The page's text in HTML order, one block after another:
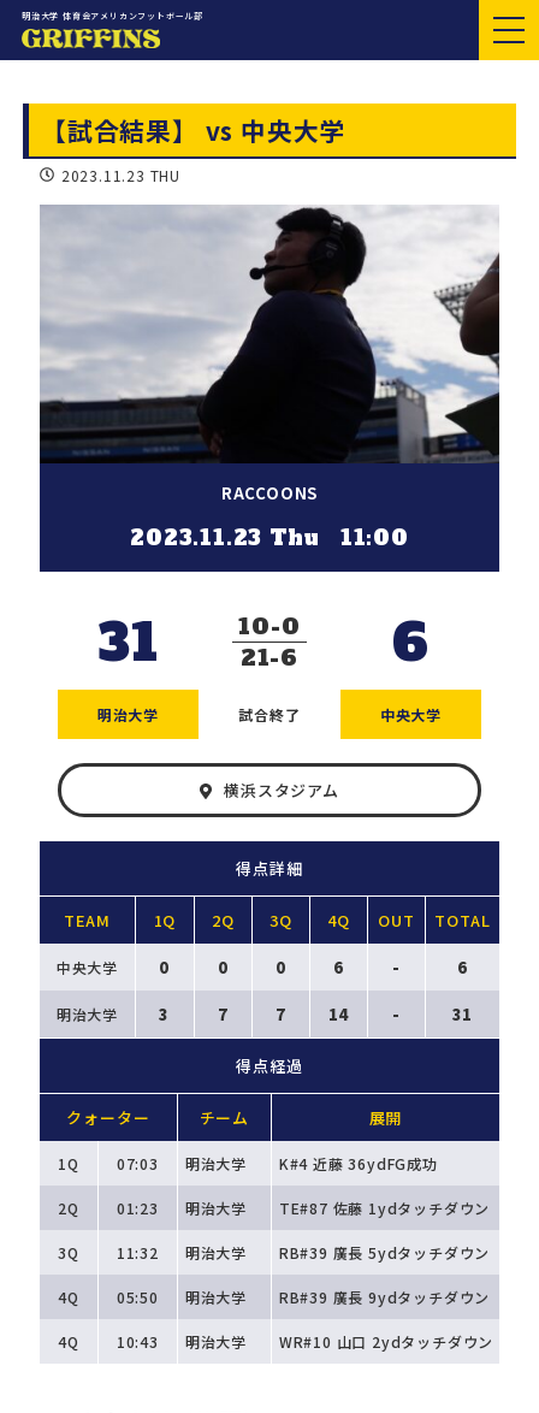
明治大学 体育会アメリカンフットボール部
【試合結果】 vs 中央大学
2023.11.23 THU
RACCOONS
2023.11.23 Thu 11:00
試合終了
明治大学 中央大学
31 6
10 0
21 6
横浜スタジアム
得点詳細
TEAM 1Q 2Q 3Q 4Q OUT TOTAL
中央大学 0 0 0 6 - 6
明治大学 3 7 7 14 - 31
得点経過
クォーター チーム 展開
1Q 07:03 明治大学 K#4 近藤 36ydFG成功
2Q 01:23 明治大学 TE#87 佐藤 1ydタッチダウン
3Q 11:32 明治大学 RB#39 廣長 5ydタッチダウン
4Q 05:50 明治大学 RB#39 廣長 9ydタッチダウン
4Q 10:43 明治大学 WR#10 山口 2ydタッチダウン